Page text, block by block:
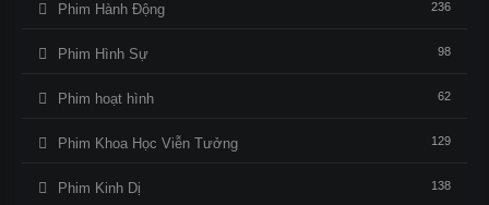
Phim Hành Động 236
Phim Hình Sự 98
Phim hoạt hình 62
Phim Khoa Học Viễn Tưởng 129
Phim Kinh Dị 138